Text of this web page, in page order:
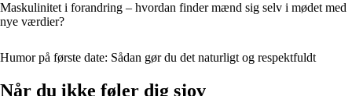
Maskulinitet i forandring – hvordan finder mænd sig selv i mødet med
nye værdier?
Humor på første date: Sådan gør du det naturligt og respektfuldt
Når du ikke føler dig sjov